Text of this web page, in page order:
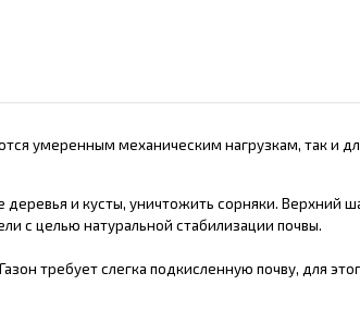
умеренным механическим нагрузкам, так и
и кусты, уничтожить сорняки. Верхний
с целью натуральной стабилизации почвы.
требует слегка подкисленную почву, для